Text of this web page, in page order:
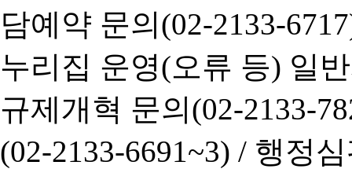
담예약 문의(02-2133-
누리집 운영(오류 등) 일
규제개혁 문의(02-2133-
(02-2133-6691~3) / 행정심